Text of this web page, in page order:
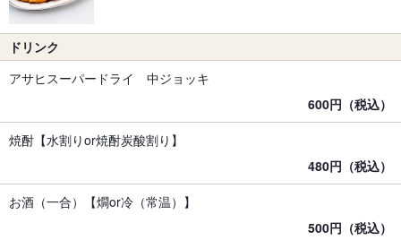
ドリンク
アサヒスーパードライ 中ジョッキ
600円（税込）
焼酎【水割りor焼酎炭酸割り】
480円（税込）
お酒（一合）【燗or冷（常温）】
500円（税込）